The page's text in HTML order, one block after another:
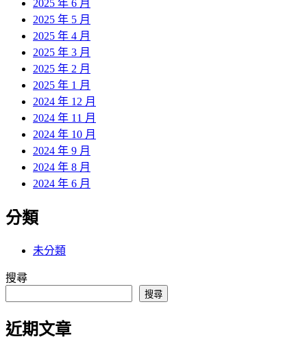
2025 年 6 月
2025 年 5 月
2025 年 4 月
2025 年 3 月
2025 年 2 月
2025 年 1 月
2024 年 12 月
2024 年 11 月
2024 年 10 月
2024 年 9 月
2024 年 8 月
2024 年 6 月
分類
未分類
搜尋
搜尋
近期文章